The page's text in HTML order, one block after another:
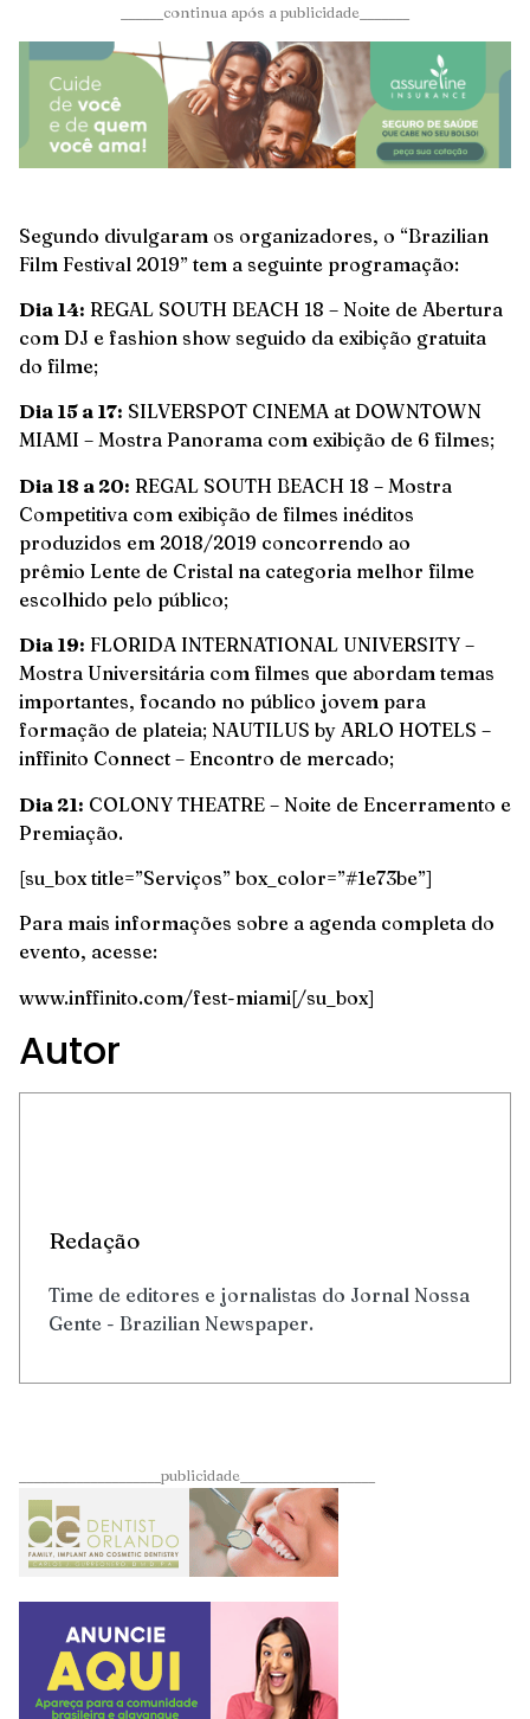
______continua após a publicidade_______
Segundo divulgaram os organizadores, o “Brazilian
Film Festival 2019” tem a seguinte programação:
Dia 14: REGAL SOUTH BEACH 18 – Noite de Abertura
com DJ e fashion show seguido da exibição gratuita
do filme;
Dia 15 a 17: SILVERSPOT CINEMA at DOWNTOWN
MIAMI – Mostra Panorama com exibição de 6 filmes;
Dia 18 a 20: REGAL SOUTH BEACH 18 – Mostra
Competitiva com exibição de filmes inéditos
produzidos em 2018/2019 concorrendo ao
prêmio Lente de Cristal na categoria melhor filme
escolhido pelo público;
Dia 19: FLORIDA INTERNATIONAL UNIVERSITY –
Mostra Universitária com filmes que abordam temas
importantes, focando no público jovem para
formação de plateia; NAUTILUS by ARLO HOTELS –
inffinito Connect – Encontro de mercado;
Dia 21: COLONY THEATRE – Noite de Encerramento e
Premiação.
[su_box title=”Serviços” box_color=”#1e73be”]
Para mais informações sobre a agenda completa do
evento, acesse:
www.inffinito.com/fest-miami[/su_box]
Autor
Redação
Time de editores e jornalistas do Jornal Nossa
Gente - Brazilian Newspaper.
____________________publicidade___________________